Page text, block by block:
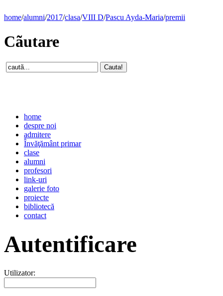
home/alumni/2017/clasa/VIII D/Pascu Ayda-Maria/premii
Cãutare
home
despre noi
admitere
Învăţământ primar
clase
alumni
profesori
link-uri
galerie foto
proiecte
bibliotecă
contact
Autentificare
Utilizator: